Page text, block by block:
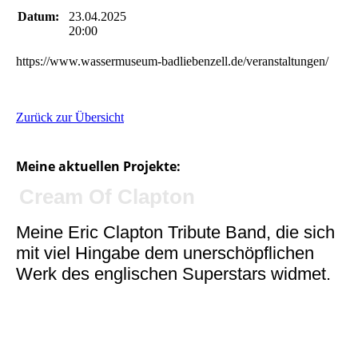
Datum:
23.04.2025
20:00
https://www.wassermuseum-badliebenzell.de/veranstaltungen/
Zurück zur Übersicht
Meine aktuellen Projekte:
Cream Of Clapton
Meine Eric Clapton Tribute Band, die sich
mit viel Hingabe dem unerschöpflichen
Werk des englischen Superstars widmet.